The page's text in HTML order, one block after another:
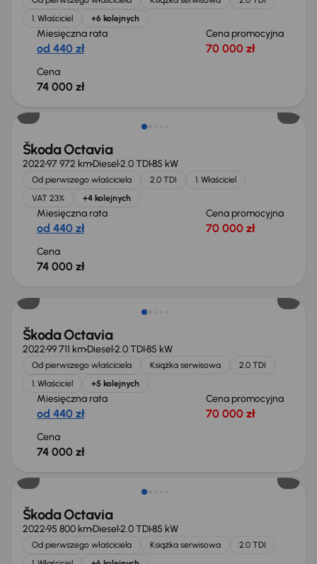
1. Właściciel
+6 kolejnych
Miesięczna rata
od 440 zł
Cena promocyjna
70 000 zł
Cena
74 000 zł
Škoda Octavia
202297 972 kmDiesel2.0 TDI85 kW
Od pierwszego właściciela 2.0 TDI
1. Właściciel
VAT 23%
+4 kolejnych
Miesięczna rata
od 440 zł
Cena promocyjna
70 000 zł
Cena
74 000 zł
Škoda Octavia
202299 711 kmDiesel2.0 TDI85 kW
Od pierwszego właściciela Książka serwisowa
2.0 TDI
1. Właściciel
+5 kolejnych
Miesięczna rata
od 440 zł
Cena promocyjna
70 000 zł
Cena
74 000 zł
Škoda Octavia
202295 800 kmDiesel2.0 TDI85 kW
Od pierwszego właściciela Książka serwisowa
2.0 TDI